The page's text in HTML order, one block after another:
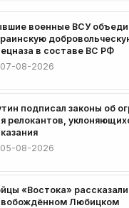
областях для атак
прямое
военные ВСУ
в составе ВС РФ
07-08-2026
подписал законы об
релокантов,
05-08-2026
«Востока»
Любицком